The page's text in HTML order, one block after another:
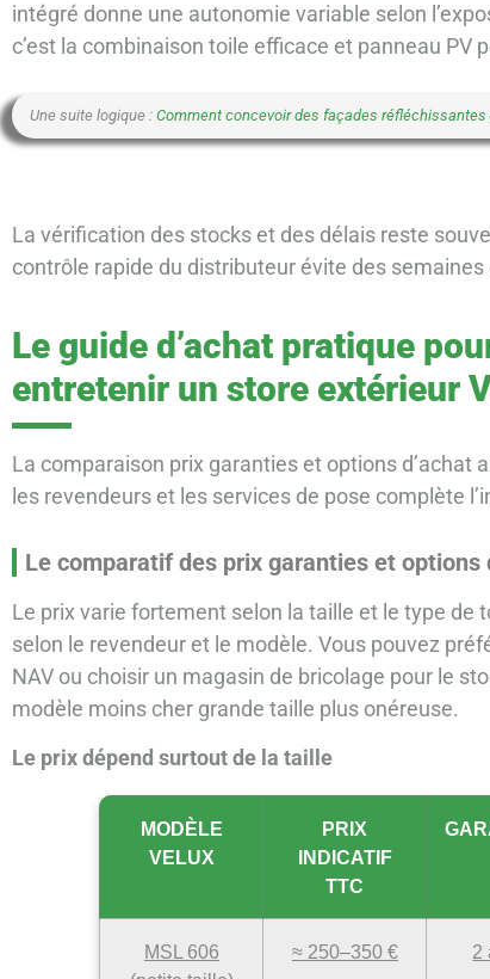
intégré donne une autonomie variable selon
c’est la combinaison toile efficace et panneau PV
Une suite logique : Comment concevoir des façades
La vérification des stocks et des délais reste
contrôle rapide du distributeur évite des
Le guide d’achat pratique
entretenir un store extérieur
La comparaison prix garanties et options d’achat
les revendeurs et les services de pose complète
Le comparatif des prix garanties et options
Le prix varie fortement selon la taille et le type de
selon le revendeur et le modèle. Vous pouvez
NAV ou choisir un magasin de bricolage pour le
modèle moins cher grande taille plus onéreuse.
Le prix dépend surtout de la taille
MODÈLE
VELUX
PRIX
INDICATIF
TTC
MSL 606
≈ 250–350 € 2